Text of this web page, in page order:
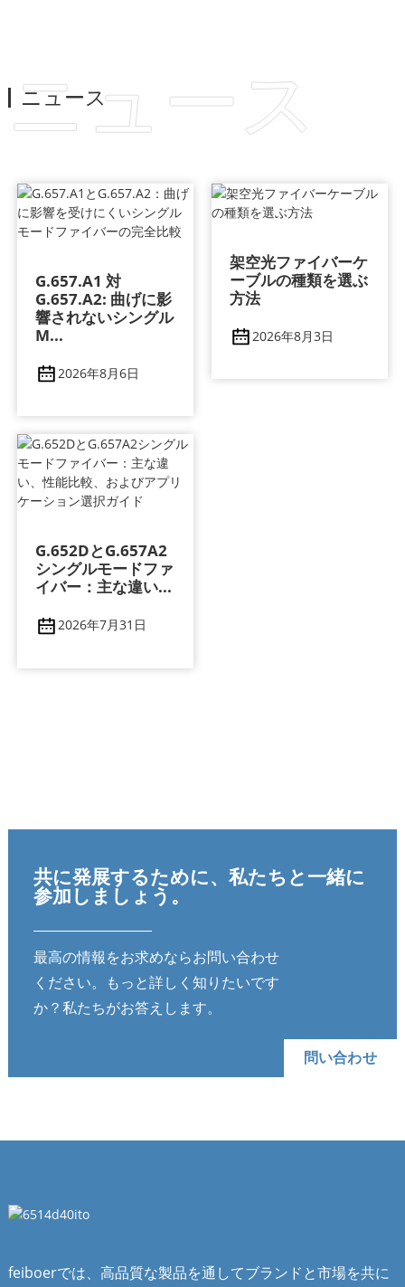
ニュース
ニュース
G.657.A1 対
G.657.A2: 曲げに影​​
響されないシングル
M...
2026年8月6日
架空光ファイバーケ
ーブルの種類を選ぶ
方法
2026年8月3日
G.652DとG.657A2
シングルモードファ
イバー：主な違い...
2026年7月31日
共に発展するために、私たちと一緒に
参加しましょう。
最高の情報をお求めならお問い合わせ
ください。もっと詳しく知りたいです
か？私たちがお答えします。
問い合わせ
feiboerでは、高品質な製品を通してブランドと市場を共に